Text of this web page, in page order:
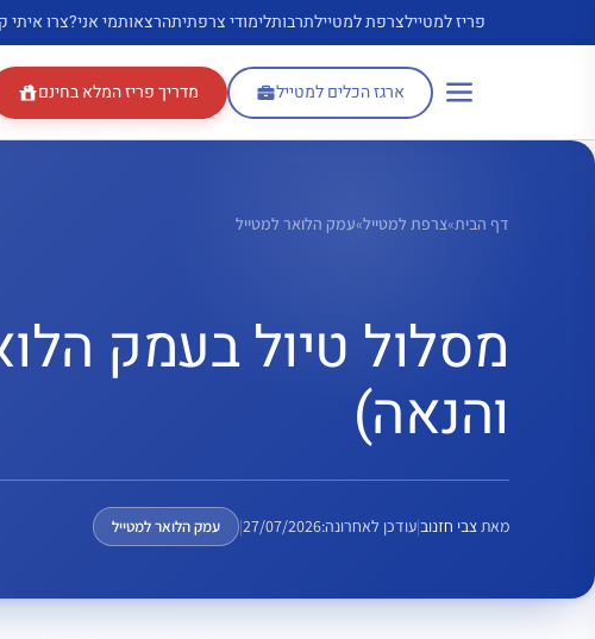
פריז למטיילצרפת למטיילתרבותלימודי צרפתיתהרצאותמי אני?צרו איתי
ארגז הכלים למטייל מדריך פריז המלא בחינם
דף הבית»צרפת למטייל»עמק הלואר למטייל
והנאה)
מאתצבי חזנוב|עודכן לאחרונה:27/07/2026
| עמק הלואר למטייל